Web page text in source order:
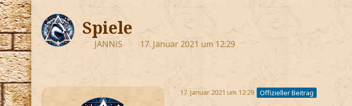
Spiele
JANNiS 17. Januar 2021 um 12:29
17. Januar 2021 um 12:29 Offizieller Beitrag